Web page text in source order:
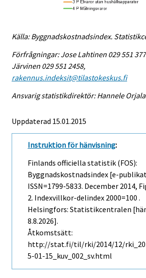
Källa: Byggnadskostnadsindex.
Förfrågningar: Jose Lahtinen 029 551
Järvinen 029 551 2458,
rakennus.indeksit@tilastokeskus.fi
Ansvarig statistikdirektör: Hannele Orjala
Uppdaterad 15.01.2015
Instruktion för hänvisning:
Finlands officiella statistik (FOS):
Byggnadskostnadsindex [e-
ISSN=1799-5833. December 2014,
2. Indexvillkor-delindex 2000=100 .
Helsingfors: Statistikcentralen
8.8.2026].
Åtkomstsätt:
http://stat.fi/til/rki/2014/12/
5-01-15_kuv_002_sv.html